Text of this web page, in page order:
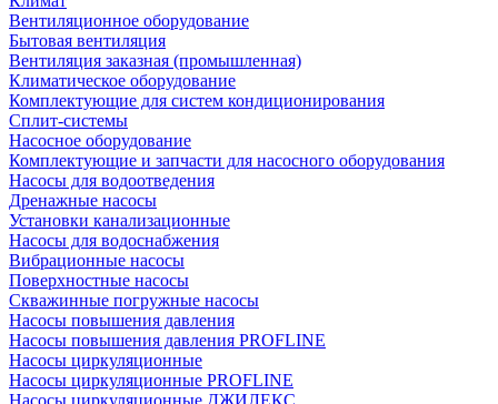
Вентиляционное оборудование
Бытовая вентиляция
Вентиляция заказная (промышленная)
Климатическое оборудование
Комплектующие для систем кондиционирования
Сплит-системы
Насосное оборудование
Комплектующие и запчасти для насосного оборудования
Насосы для водоотведения
Дренажные насосы
Установки канализационные
Насосы для водоснабжения
Вибрационные насосы
Поверхностные насосы
Скважинные погружные насосы
Насосы повышения давления
Насосы повышения давления PROFLINE
Насосы циркуляционные
Насосы циркуляционные PROFLINE
Насосы циркуляционные ДЖИЛЕКС